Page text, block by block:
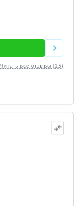
Читать все отзывы (13)